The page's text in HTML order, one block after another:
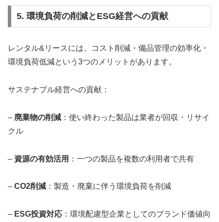
5. 環境負荷の削減とESG経営への貢献
レンタル&リースには、コスト削減・備品管理の効率化・
環境負荷低減という3つのメリットがあります。
サステナブル経営への貢献：
– 廃棄物の削減 ：使い終わった製品は業者が回収・リサイ
クル
– 資源の有効活用 ：一つの製品を複数の利用者で共有
– CO2削減 ：製造・廃棄に伴う環境負荷を削減
– ESG投資対応 ：環境配慮型企業としてのブランド価値向